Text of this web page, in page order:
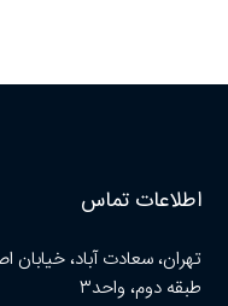
اطلاعات تماس
طبقه دوم، واحد۳